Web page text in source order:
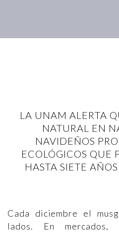
LA UNAM ALERTA
NATURAL EN
NAVIDEÑOS
ECOLÓGICOS QUE
HASTA SIETE
Cada diciembre el
lados. En mercados,